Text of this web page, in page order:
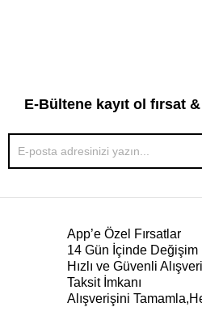
E-Bültene kayıt ol fırsat
App’e Özel Fırsatlar
14 Gün İçinde Değişim
Hızlı ve Güvenli
Taksit İmkanı
Alışverişini